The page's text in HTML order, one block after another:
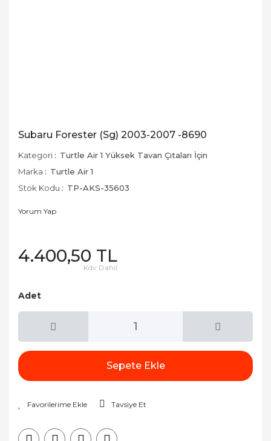
Subaru Forester (Sg) 2003-2007 -8690
Kategori
Turtle Air 1 Yüksek Tavan Çıtaları İçin
Marka
Turtle Air 1
Stok Kodu
TP-AKS-35603
Yorum Yap
4.400,50 TL
Kdv Dahil
Adet
Sepete Ekle
Tavsiye Et